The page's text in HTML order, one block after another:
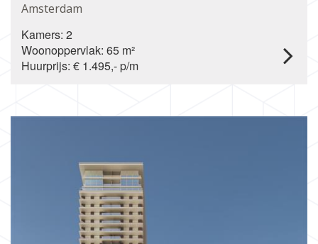
Amsterdam
Kamers: 2
Woonoppervlak: 65 m²
Huurprijs: € 1.495,- p/m